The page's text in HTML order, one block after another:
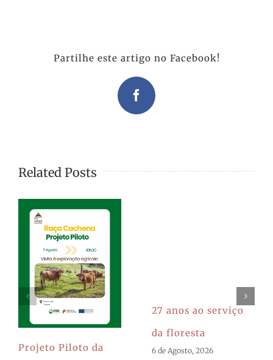
Partilhe este artigo no Facebook!
Facebook
Related Posts
Projeto Piloto da
27 anos ao serviço
da floresta
6 de Agosto, 2026